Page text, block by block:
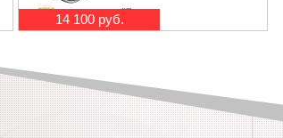
14 100 руб.